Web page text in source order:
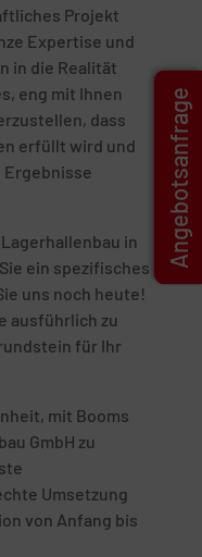
Projekt
Expertise und
in die Realität
eng mit Ihnen
dass
erfüllt wird und
Ergebnisse
in
ein spezifisches
uns noch heute!
ausführlich zu
für Ihr
mit Booms
GmbH zu
Umsetzung
von Anfang bis
Angebotsanfrage